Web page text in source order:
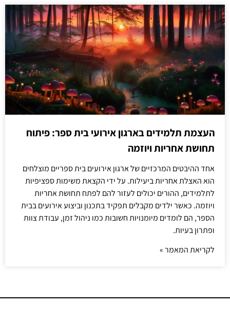
העצמת תלמידים בארגון אירועי בית ספר: פיתוח
תחושת אחריות ויוזמה
אחד ההיבטים המרכזיים של ארגון אירועים בית ספריים מוצלחים
הוא האצלת אחריות ביעילות. על ידי הקצאת משימות ספציפיות
לתלמידים, ההורים יכולים לעזור להם לפתח תחושת אחריות
ויוזמה. כאשר ילדים מקבלים תפקיד בתכנון וביצוע אירועים בבית
הספר, הם לומדים מיומנויות חשובות כמו ניהול זמן, עבודת צוות
ופתרון בעיות.
לקריאת המאמר »